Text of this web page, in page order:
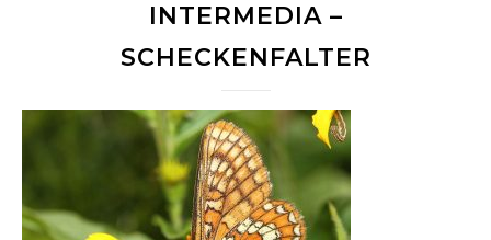
INTERMEDIA –
SCHECKENFALTER